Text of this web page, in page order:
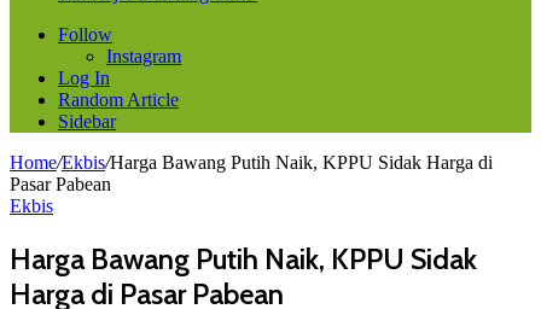
Follow
Instagram
Log In
Random Article
Sidebar
Home/Ekbis/Harga Bawang Putih Naik, KPPU Sidak Harga di
Pasar Pabean
Ekbis
Harga Bawang Putih Naik, KPPU Sidak
Harga di Pasar Pabean